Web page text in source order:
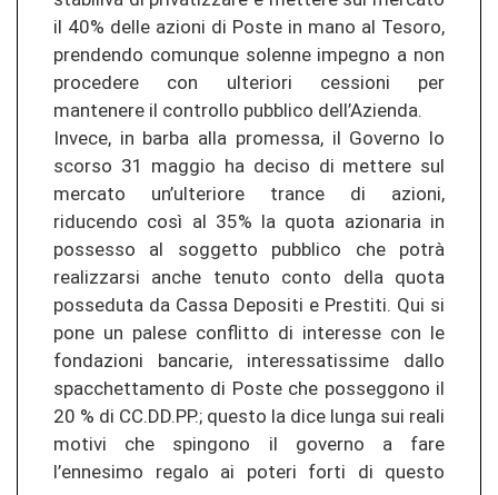
il 40% delle azioni di Poste in mano al Tesoro,
prendendo comunque solenne impegno a non
procedere con ulteriori cessioni per
mantenere il controllo pubblico dell’Azienda.
Invece, in barba alla promessa, il Governo lo
scorso 31 maggio ha deciso di mettere sul
mercato un’ulteriore trance di azioni,
riducendo così al 35% la quota azionaria in
possesso al soggetto pubblico che potrà
realizzarsi anche tenuto conto della quota
posseduta da Cassa Depositi e Prestiti. Qui si
pone un palese conflitto di interesse con le
fondazioni bancarie, interessatissime dallo
spacchettamento di Poste che posseggono il
20 % di CC.DD.PP.; questo la dice lunga sui reali
motivi che spingono il governo a fare
l’ennesimo regalo ai poteri forti di questo